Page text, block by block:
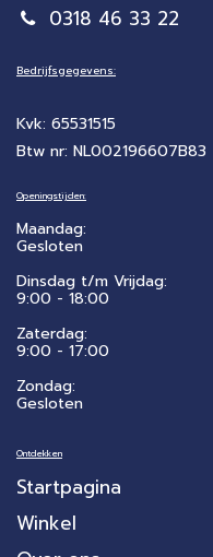
0318 46 33 22
Bedrijfsgegevens:
Kvk: 65531515
Btw nr: NL002196607B83
Openingstijden:
Maandag:
Gesloten
Dinsdag t/m Vrijdag:
9:00 - 18:00
Zaterdag:
​9:00 - 17:00
Zondag:
Gesloten
Ontdekken
Startpagina
Winkel